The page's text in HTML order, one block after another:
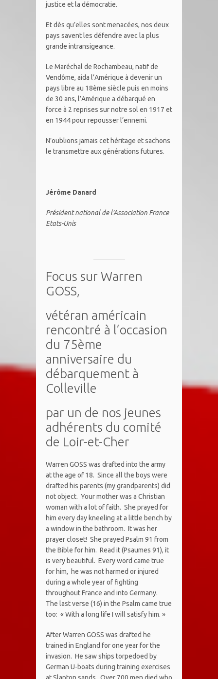
justice et la démocratie.
Et dès qu’elles sont menacées, nos deux
pays savent les défendre avec la plus
grande intransigeance.
Le Maréchal de Rochambeau, natif de
Vendôme, aida l’Amérique à devenir un
pays libre au 18ème siècle puis en moins
de 30 ans, l’Amérique a débarqué en
force à 2 reprises sur notre sol en 1917 et
en 1944 pour repousser l’ennemi.
N’oublions jamais cet héritage et sachons
le transmettre aux générations futures.
Jérôme Danard
Président national de l’Association France
Etats-Unis
Focus sur Warren
GOSS,
vétéran américain
rencontré à l’occasion
du 75ème
anniversaire du
débarquement à
Colleville
par un de nos jeunes
adhérents du comité
de Loir-et-Cher
Warren GOSS was drafted into the army
at the age of 18. Since all the boys were
drafted his parents (my grandparents) did
not object. Your mother was a Christian
woman with a lot of faith. She prayed for
him every day kneeling at a little bench by
a window in the bathroom. It was her
prayer closet! She prayed Psalm 91 from
the Bible for him. Read it (Psaumes 91), it
is very beautiful. Every word came true
for him, he was not harmed or injured
during a whole year of fighting
throughout France and into Germany.
The last verse (16) in the Psalm came true
too: « With a long life I will satisfy him. »
After Warren GOSS was drafted he
trained in England for one year for the
invasion. He saw ships torpedoed by
German U-boats during training exercises